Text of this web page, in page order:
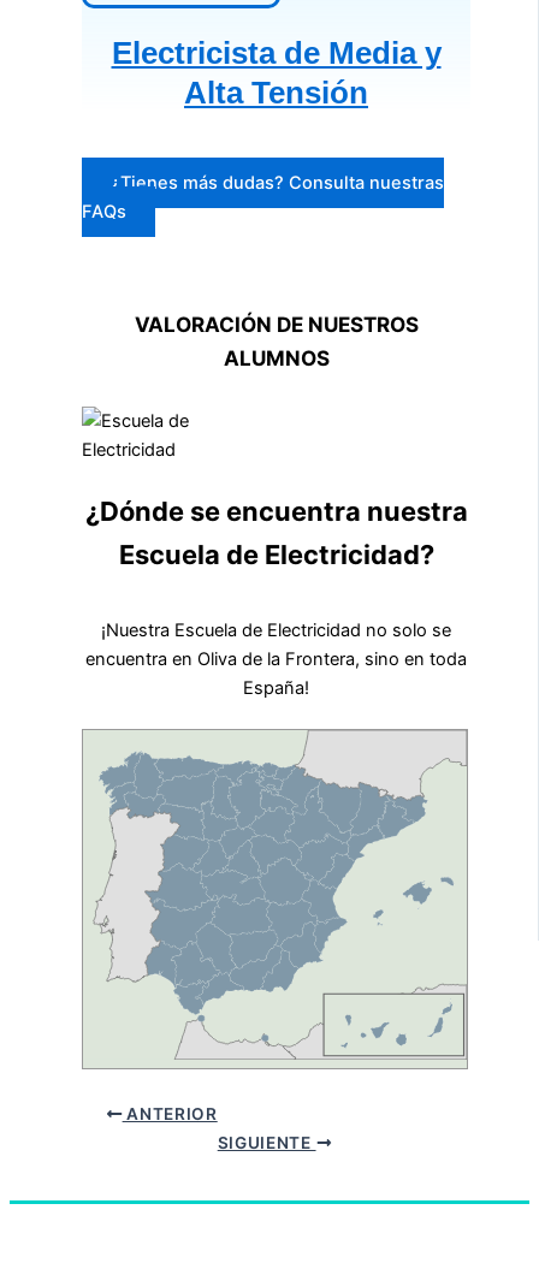
Electricista de Media y
Alta Tensión
¿Tienes más dudas? Consulta nuestras
FAQs
VALORACIÓN DE NUESTROS
ALUMNOS
¿Dónde se encuentra nuestra
Escuela de Electricidad?
¡Nuestra Escuela de Electricidad no solo se
encuentra en Oliva de la Frontera, sino en toda
España!
ANTERIOR
SIGUIENTE